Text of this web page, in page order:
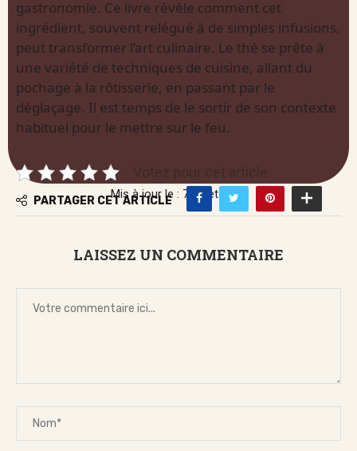
Mis à jour le : 7 juillet 2026
gastronomie. Ce livre révèle comment cet
ingrédient, souvent relégué à de simples infusions,
peut transformer l’art culinaire. Le thé se prête à
une variété de techniques de cuisine, allant du
pochage à la rôtisserie, en passant par le
déglaçage. Il est temps de le sortir de son contexte
habituel pour le mettre sur le feu.
Votez pour cet article
PARTAGER CET ARTICLE
LAISSEZ UN COMMENTAIRE